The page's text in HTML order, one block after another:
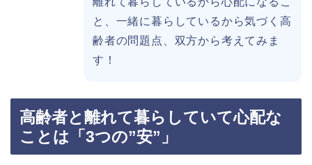
と、一緒に暮らしているから気づく高
齢者の問題点、双方から考えてみま
す！
高齢者と離れて暮らしていて心配な
ことは「3つの”安”」